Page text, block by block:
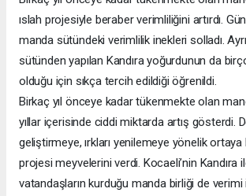
ıslah projesiyle beraber verimliliğini artırdı.
manda sütündeki verimlilik inekleri solladı.
sütünden yapılan Kandıra yoğurdunun da
olduğu için sıkça tercih edildiği öğrenildi.
Birkaç yıl önceye kadar tükenmekte olan
yıllar içerisinde ciddi miktarda artış gösterdi.
geliştirmeye, ırkları yenilemeye yönelik ortaya
projesi meyvelerini verdi. Kocaeli’nin Kandıra
vatandaşların kurduğu manda birliği de verimi